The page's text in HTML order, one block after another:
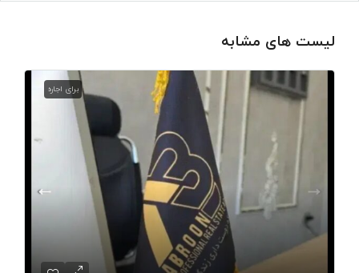
لیست های مشابه
برای اجاره